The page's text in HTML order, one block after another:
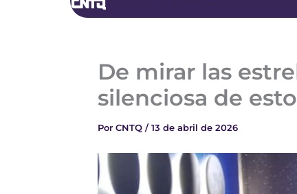
De mirar las
silenciosa de
Por CNTQ /13 de abril de 2026